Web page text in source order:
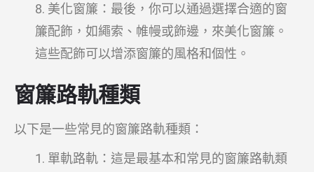
美化窗簾：最後，你可以通過選擇合適的窗
簾配飾，如繩索、帷幔或飾邊，來美化窗簾。
這些配飾可以增添窗簾的風格和個性。
窗簾路軌種類
以下是一些常見的窗簾路軌種類：
單軌路軌：這是最基本和常見的窗簾路軌類